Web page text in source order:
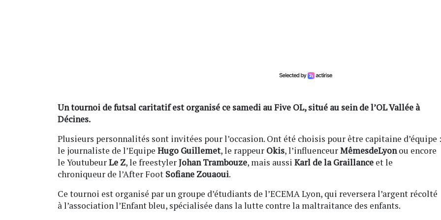
Un tournoi de futsal caritatif est organisé ce samedi au Five OL, situé au sein de l’OL Vallée à
Décines.
Plusieurs personnalités sont invitées pour l’occasion. Ont été choisis pour être capitaine d’équipe :
le journaliste de l’Equipe Hugo Guillemet, le rappeur Okis, l’influenceurMêmesdeLyonou encore
le YoutubeurLe Z, le freestylerJohan Trambouze, mais aussi Karl de la Graillance et le
chroniqueur de l’After Foot Sofiane Zouaoui.
Ce tournoi est organisé par un groupe d’étudiants de l’ECEMA Lyon, qui reversera l’argent récolté
à l’association l’Enfant bleu, spécialisée dans la lutte contre la maltraitance des enfants.